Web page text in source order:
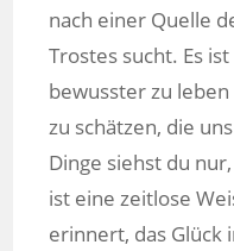
nach einer Quelle
Trostes sucht. Es
bewusster zu
zu schätzen, die
Dinge siehst du
ist eine zeitlose
erinnert, das Glück